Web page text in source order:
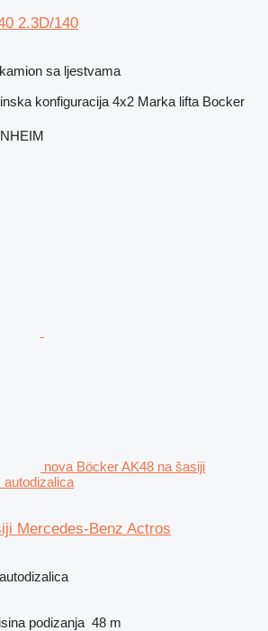
2.3D/140
sa ljestvama
konfiguracija 4x2 Marka lifta Bocker
nova Böcker AK48 na šasiji
Mercedes-Benz Actros
podizanja 48 m